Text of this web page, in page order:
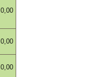
0,00
0,00
0,00